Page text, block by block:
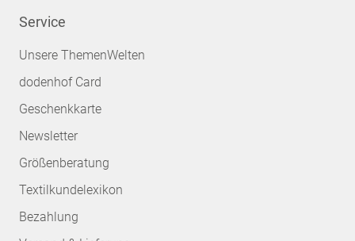
Service
Unsere ThemenWelten
dodenhof Card
Geschenkkarte
Newsletter
Größenberatung
Textilkundelexikon
Bezahlung